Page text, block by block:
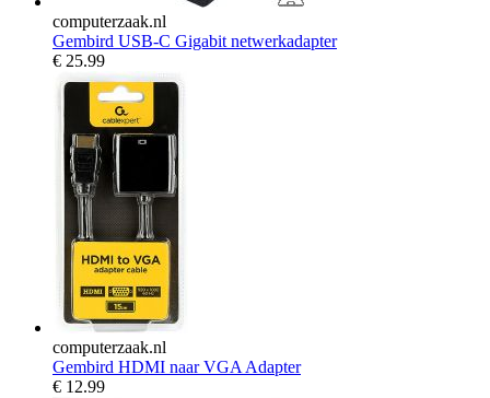
computerzaak.nl
Gembird USB-C Gigabit netwerkadapter
€ 25.99
computerzaak.nl
Gembird HDMI naar VGA Adapter
€ 12.99